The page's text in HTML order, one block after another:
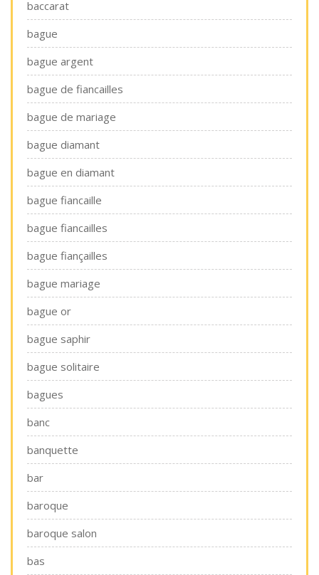
baccarat
bague
bague argent
bague de fiancailles
bague de mariage
bague diamant
bague en diamant
bague fiancaille
bague fiancailles
bague fiançailles
bague mariage
bague or
bague saphir
bague solitaire
bagues
banc
banquette
bar
baroque
baroque salon
bas